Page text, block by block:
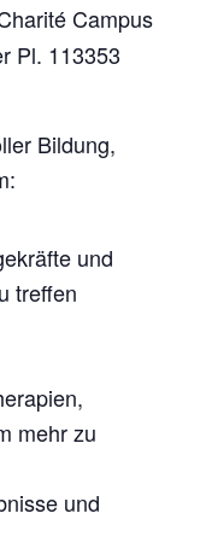
Campus
Pl. 113353
Bildung,
und
treffen
mehr zu
und